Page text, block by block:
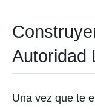
Autoridad
Una vez que te